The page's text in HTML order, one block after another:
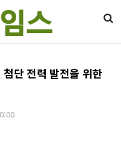
단 전력 발전을 위한